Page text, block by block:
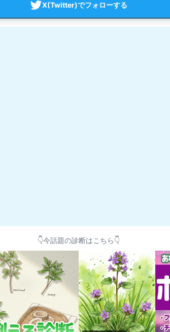
X(Twitter)でフォローする
👇今話題の診断はこちら👇